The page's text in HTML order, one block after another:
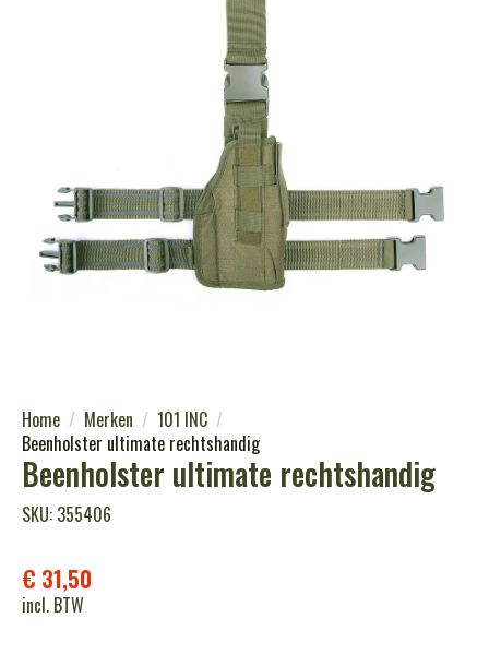
Home Merken
101 INC
Beenholster ultimate rechtshandig
Beenholster ultimate rechtshandig
SKU: 355406
€ 31,50
incl. BTW